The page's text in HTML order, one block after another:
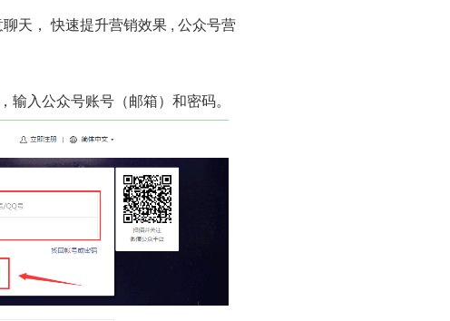
天， 快速提升营销效果 , 公众号营
输入公众号账号（邮箱）和密码。